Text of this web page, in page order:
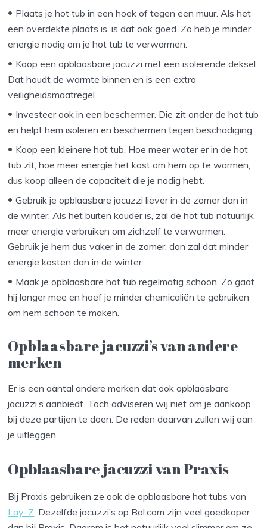
Plaats je hot tub in een hoek of tegen een muur. Als het
een overdekte plaats is, is dat ook goed. Zo heb je minder
energie nodig om je hot tub te verwarmen.
Koop een opblaasbare jacuzzi met een isolerende deksel.
Dat houdt de warmte binnen en is een extra
veiligheidsmaatregel.
Investeer ook in een beschermer. Die zit onder de hot tub
en helpt hem isoleren en beschermen tegen beschadiging.
Koop een kleinere hot tub. Hoe meer water er in de hot
tub zit, hoe meer energie het kost om hem op te warmen,
dus koop alleen de capaciteit die je nodig hebt.
Gebruik je opblaasbare jacuzzi liever in de zomer dan in
de winter. Als het buiten kouder is, zal de hot tub natuurlijk
meer energie verbruiken om zichzelf te verwarmen.
Gebruik je hem dus vaker in de zomer, dan zal dat minder
energie kosten dan in de winter.
Maak je opblaasbare hot tub regelmatig schoon. Zo gaat
hij langer mee en hoef je minder chemicaliën te gebruiken
om hem schoon te maken.
Opblaasbare jacuzzi’s van andere
merken
Er is een aantal andere merken dat ook opblaasbare
jacuzzi’s aanbiedt. Toch adviseren wij niet om je aankoop
bij deze partijen te doen. De reden daarvan zullen wij aan
je uitleggen.
Opblaasbare jacuzzi van Praxis
Bij Praxis gebruiken ze ook de opblaasbare hot tubs van
Lay-Z . Dezelfde jacuzzi’s op Bol.com zijn veel goedkoper